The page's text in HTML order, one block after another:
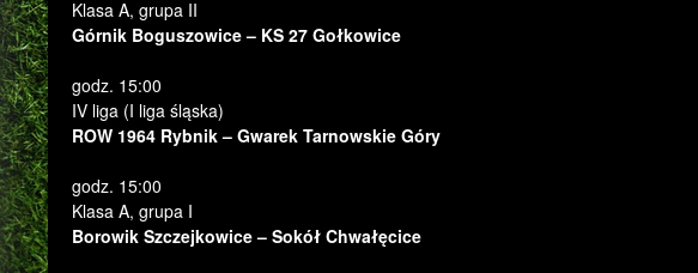
Klasa A, grupa II
Górnik Boguszowice – KS 27 Gołkowice
godz. 15:00
IV liga (I liga śląska)
ROW 1964 Rybnik – Gwarek Tarnowskie Góry
godz. 15:00
Klasa A, grupa I
Borowik Szczejkowice – Sokół Chwałęcice